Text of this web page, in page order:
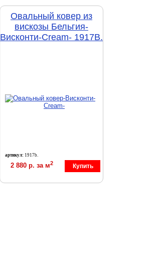
Овальный ковер из
вискозы Бельгия-
Висконти-Cream- 1917B.
артикул: 1917b.
2 880 р. за м2 Купить